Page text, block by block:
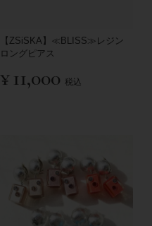
【ZSiSKA】≪BLISS≫レジン
ロングピアス
¥ 11,000 税込